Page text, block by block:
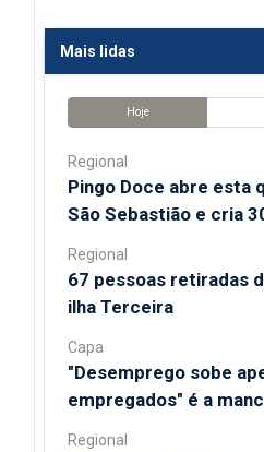
Mais lidas
Hoje
Regional
Pingo Doce abre esta
São Sebastião e cria
Regional
67 pessoas retiradas
ilha Terceira
Capa
"Desemprego sobe
empregados" é a
Regional